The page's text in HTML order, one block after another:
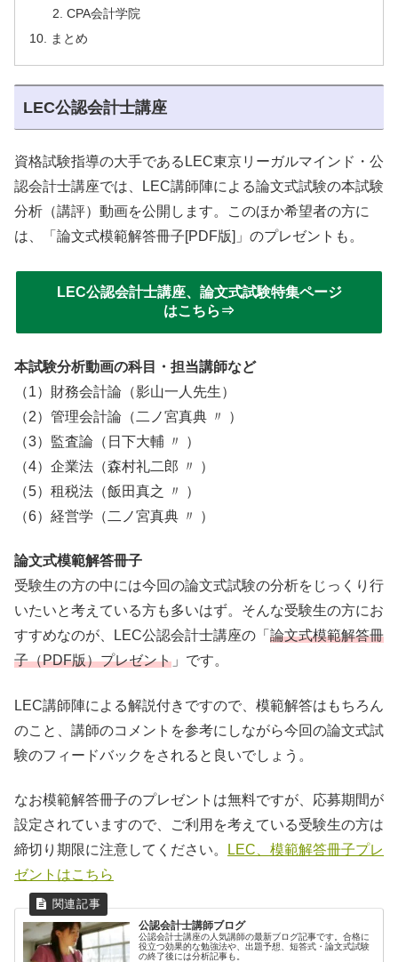
CPA会計学院
まとめ
LEC公認会計士講座
資格試験指導の大手であるLEC東京リーガルマインド・公
認会計士講座では、LEC講師陣による論文式試験の本試験
分析（講評）動画を公開します。このほか希望者の方に
は、「論文式模範解答冊子[PDF版]」のプレゼントも。
LEC公認会計士講座、論文式試験特集ページ
はこちら⇒
本試験分析動画の科目・担当講師など
（1）財務会計論（影山一人先生）
（2）管理会計論（二ノ宮真典 〃 ）
（3）監査論（日下大輔 〃 ）
（4）企業法（森村礼二郎 〃 ）
（5）租税法（飯田真之 〃 ）
（6）経営学（二ノ宮真典 〃 ）
論文式模範解答冊子
受験生の方の中には今回の論文式試験の分析をじっくり行
いたいと考えている方も多いはず。そんな受験生の方にお
すすめなのが、LEC公認会計士講座の「 論文式模範解答冊
子（PDF版）プレゼント 」です。
LEC講師陣による解説付きですので、模範解答はもちろん
のこと、講師のコメントを参考にしながら今回の論文式試
験のフィードバックをされると良いでしょう。
なお模範解答冊子のプレゼントは無料ですが、応募期間が
設定されていますので、ご利用を考えている受験生の方は
締切り期限に注意してください。
LEC、模範解答冊子プレ
ゼントはこちら
公認会計士講師ブログ
公認会計士講座の人気講師の最新ブログ記事です。合格に
役立つ効果的な勉強法や、出題予想、短答式・論文式試験
の終了後には分析記事も。